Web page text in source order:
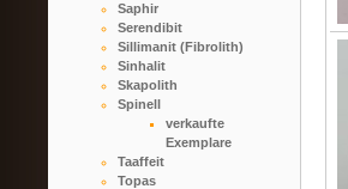
Saphir
Serendibit
Sillimanit (Fibrolith)
Sinhalit
Skapolith
Spinell
verkaufte
Exemplare
Taaffeit
Topas